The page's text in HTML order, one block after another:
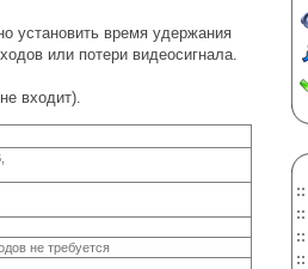
установить время удержания
или потери видеосигнала.
входит).
не требуется
::
::
::
::